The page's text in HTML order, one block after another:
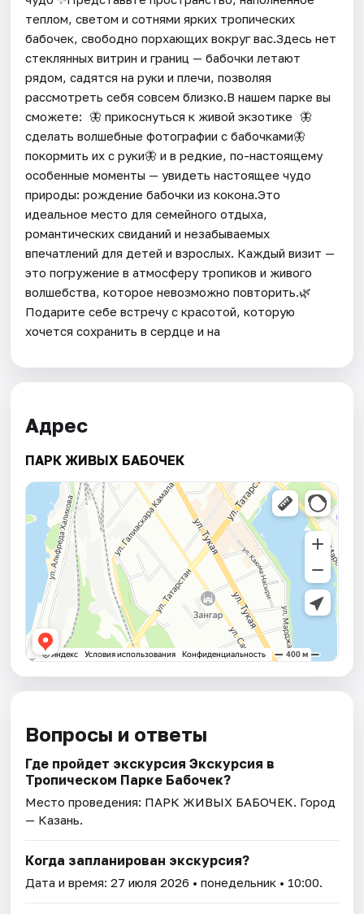
теплом, светом и сотнями ярких тропических
бабочек, свободно порхающих вокруг вас.Здесь нет
стеклянных витрин и границ — бабочки летают
рядом, садятся на руки и плечи, позволяя
рассмотреть себя совсем близко.В нашем парке вы
сможете: 🦋 прикоснуться к живой экзотике 🦋
сделать волшебные фотографии с бабочками🦋
покормить их с руки🦋 и в редкие, по-настоящему
особенные моменты — увидеть настоящее чудо
природы: рождение бабочки из кокона.Это
идеальное место для семейного отдыха,
романтических свиданий и незабываемых
впечатлений для детей и взрослых. Каждый визит —
это погружение в атмосферу тропиков и живого
волшебства, которое невозможно повторить.🌿
Подарите себе встречу с красотой, которую
хочется сохранить в сердце и на
Адрес
ПАРК ЖИВЫХ БАБОЧЕК
Вопросы и ответы
Где пройдет экскурсия Экскурсия в
Тропическом Парке Бабочек?
Место проведения: ПАРК ЖИВЫХ БАБОЧЕК. Город
— Казань.
Когда запланирован экскурсия?
Дата и время:27 июля 2026 • понедельник • 10:00.